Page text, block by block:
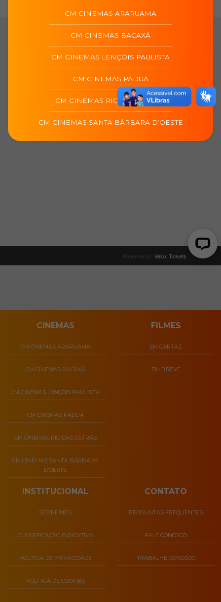
CINEMAS
CM CINEMAS ARARUAMA
CM CINEMAS BACAXÁ
CM CINEMAS LENÇOIS PAULISTA
CM CINEMAS PÁDUA
CM CINEMAS RIO DAS OSTRAS
CM CINEMAS SANTA BÁRBARA
D’OESTE
FILMES
EM CARTAZ
EM BREVE
INSTITUCIONAL
SOBRE NÓS
CLASSIFICAÇÃO INDICATIVA
POLÍTICA DE PRIVACIDADE
POLÍTICA DE COOKIES
CONTATO
PERGUNTAS FREQUENTES
FALE CONOSCO
TRABALHE CONOSCO
CM CINEMAS ARARUAMA
CM CINEMAS BACAXÁ
CM CINEMAS LENÇOIS PAULISTA
CM CINEMAS PÁDUA
CM CINEMAS RIO DAS OSTRAS
CM CINEMAS SANTA BÁRBARA D’OESTE